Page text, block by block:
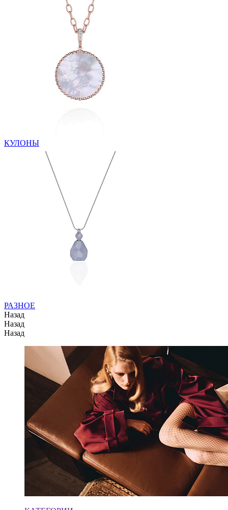
КУЛОНЫ
РАЗНОЕ
Назад
Назад
Назад